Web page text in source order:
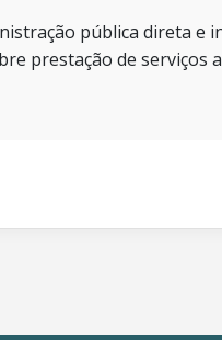
pública direta e
de serviços